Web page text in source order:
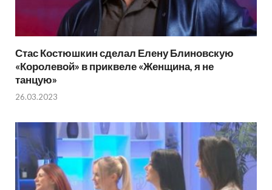
Стас Костюшкин сделал Елену Блиновскую
«Королевой» в приквеле «Женщина, я не
танцую»
26.03.2023